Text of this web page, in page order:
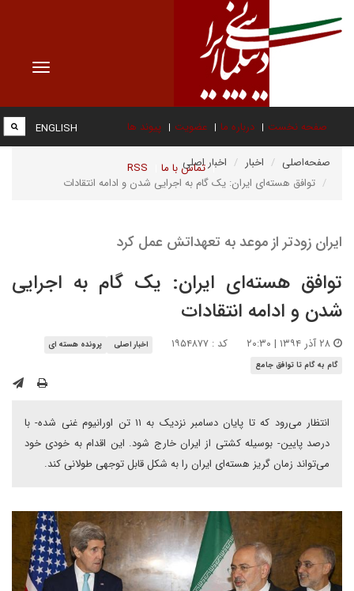
Toggle
صفحه نخست درباره ما عضویت پیوند ها
تماس با ما RSS
ENGLISH
صفحه‌اصلی اخبار
اخبار اصلی
توافق هسته‌ای ایران: یک گام به اجرایی شدن و ادامه انتقادات
ایران زودتر از موعد به تعهداتش عمل کرد
توافق هسته‌ای ایران: یک گام به اجرایی
شدن و ادامه انتقادات
کد : ۱۹۵۴۸۷۷ اخبار اصلی
پرونده هسته ای
گام به گام تا توافق جامع
انتظار می‌رود که تا پایان دسامبر نزدیک به ۱۱ تن اورانیوم غنی شده- با
درصد پایین- بوسیله کشتی از ایران خارج شود. این اقدام به خودی خود
می‌تواند زمان گریز هسته‌ای ایران را به شکل قابل توجهی طولانی کند.